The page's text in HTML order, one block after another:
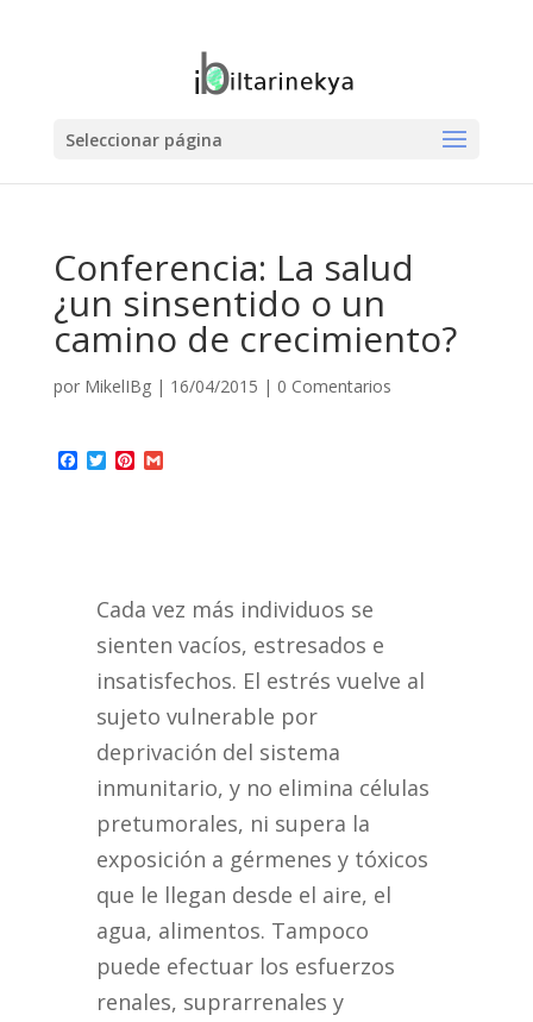
Seleccionar página
Conferencia: La salud
¿un sinsentido o un
camino de crecimiento?
por MikelIBg| 16/04/2015 | 0 Comentarios
Facebook
TwitterPinterest
Gmail
Cada vez más individuos se
sienten vacíos, estresados e
insatisfechos. El estrés vuelve al
sujeto vulnerable por
deprivación del sistema
inmunitario, y no elimina células
pretumorales, ni supera la
exposición a gérmenes y tóxicos
que le llegan desde el aire, el
agua, alimentos. Tampoco
puede efectuar los esfuerzos
renales, suprarrenales y